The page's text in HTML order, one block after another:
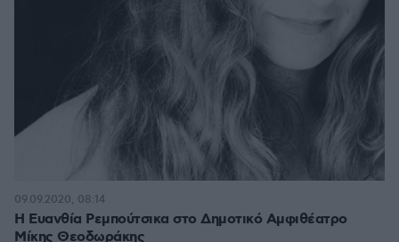
Η Ευανθία Ρεμπούτσικα στο Δημοτικό Αμφιθέατρο
Μίκης Θεοδωράκης
09.09.2020, 08:14